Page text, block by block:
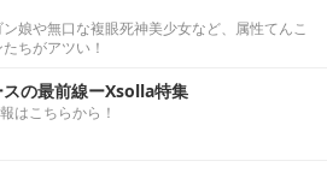
娘や無口な複眼死神美少女など、属性てんこ
ちがアツい！
の最前線ーXsolla特集
はこちらから！